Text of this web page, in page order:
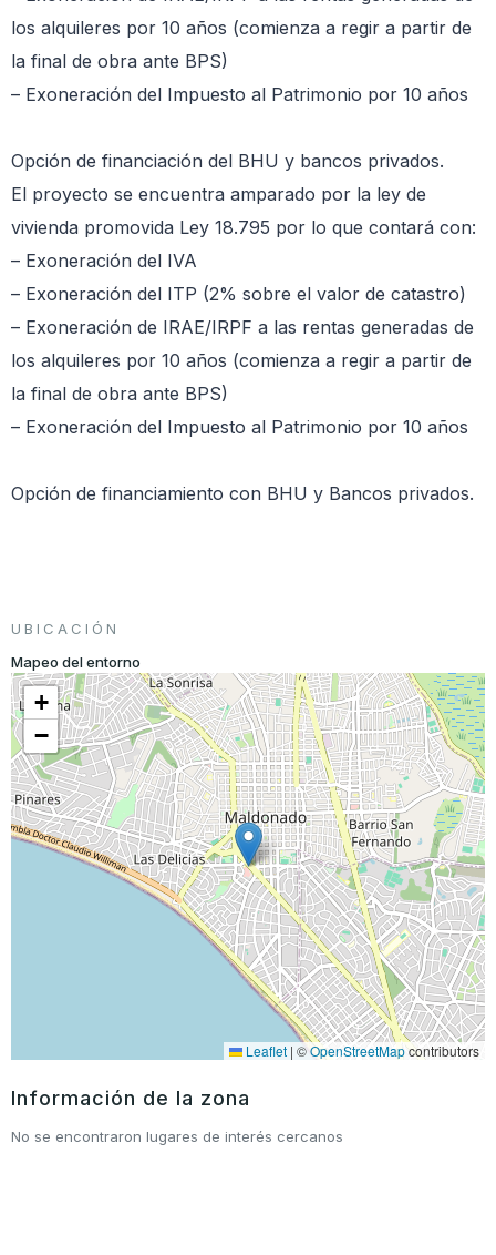
los alquileres por 10 años (comienza a regir a partir de
la final de obra ante BPS)
– Exoneración del Impuesto al Patrimonio por 10 años
Opción de financiación del BHU y bancos privados.
El proyecto se encuentra amparado por la ley de
vivienda promovida Ley 18.795 por lo que contará con:
– Exoneración del IVA
– Exoneración del ITP (2% sobre el valor de catastro)
– Exoneración de IRAE/IRPF a las rentas generadas de
los alquileres por 10 años (comienza a regir a partir de
la final de obra ante BPS)
– Exoneración del Impuesto al Patrimonio por 10 años
Opción de financiamiento con BHU y Bancos privados.
UBICACIÓN
Mapeo del entorno
+
−
Leaflet | ©OpenStreetMapcontributors
Información de la zona
No se encontraron lugares de interés cercanos